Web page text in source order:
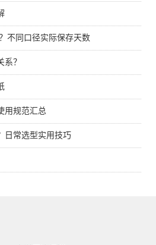
不同口径实际保存天数
？
用规范汇总
日常选型实用技巧